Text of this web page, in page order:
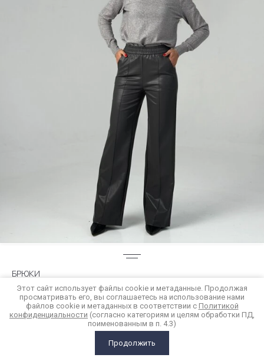
БРЮКИ
6 900 р.
Купить в 1 клик
КОРЗИНА
Этот сайт использует файлы cookie и метаданные. Продолжая
просматривать его, вы соглашаетесь на использование нами
файлов cookie и метаданных в соответствии с Политикой
конфиденциальности (согласно категориям и целям обработки ПД,
поименованным в п. 4.3)
Продолжить